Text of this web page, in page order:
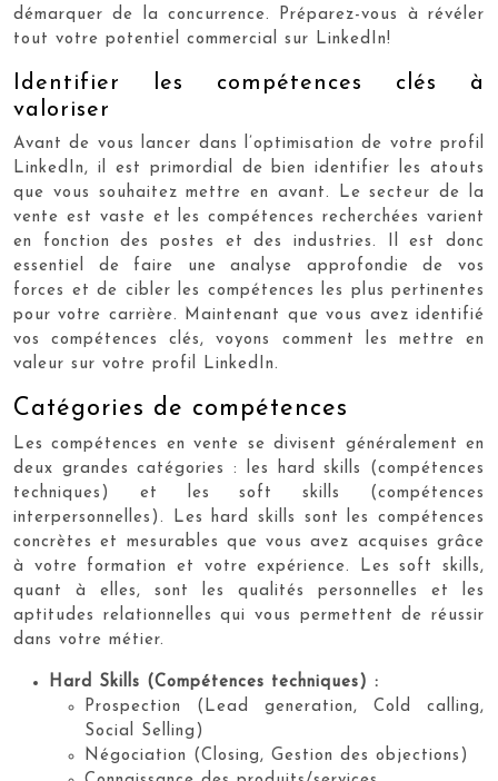
démarquer de la concurrence. Préparez-vous à révéler
tout votre potentiel commercial sur LinkedIn!
Identifier les compétences clés à
valoriser
Avant de vous lancer dans l’optimisation de votre profil
LinkedIn, il est primordial de bien identifier les atouts
que vous souhaitez mettre en avant. Le secteur de la
vente est vaste et les compétences recherchées varient
en fonction des postes et des industries. Il est donc
essentiel de faire une analyse approfondie de vos
forces et de cibler les compétences les plus pertinentes
pour votre carrière. Maintenant que vous avez identifié
vos compétences clés, voyons comment les mettre en
valeur sur votre profil LinkedIn.
Catégories de compétences
Les compétences en vente se divisent généralement en
deux grandes catégories : les hard skills (compétences
techniques) et les soft skills (compétences
interpersonnelles). Les hard skills sont les compétences
concrètes et mesurables que vous avez acquises grâce
à votre formation et votre expérience. Les soft skills,
quant à elles, sont les qualités personnelles et les
aptitudes relationnelles qui vous permettent de réussir
dans votre métier.
Hard Skills (Compétences techniques) :
Prospection (Lead generation, Cold calling,
Social Selling)
Négociation (Closing, Gestion des objections)